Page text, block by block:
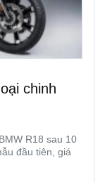
chinh
R18 sau 10
đầu tiên, giá